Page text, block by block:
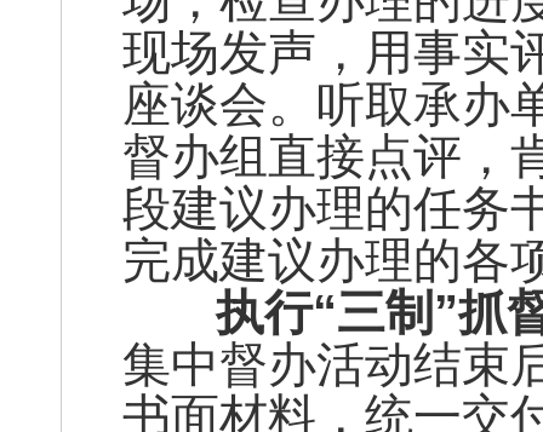
现场发声，用事实
座谈会。听取承办
督办组直接点评，
段建议办理的任务
完成建议办理的各
执行“三制”抓
集中督办活动结束
书面材料，统一交